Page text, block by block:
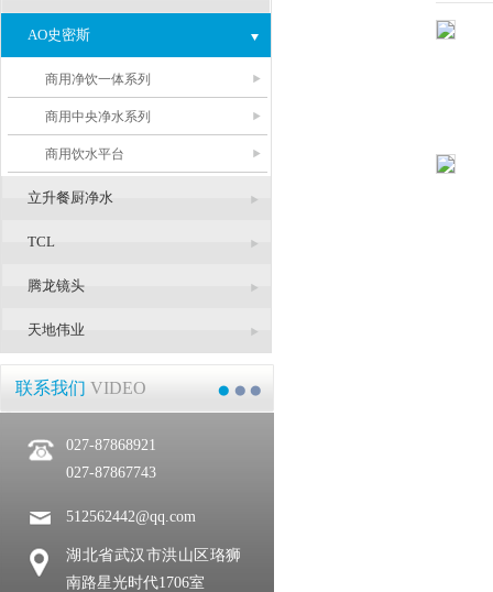
AO史密斯
商用净饮一体系列
商用中央净水系列
商用饮水平台
立升餐厨净水
TCL
腾龙镜头
天地伟业
联系我们 VIDEO
027-87868921
027-87867743
512562442@qq.com
湖北省武汉市洪山区珞狮
南路星光时代1706室